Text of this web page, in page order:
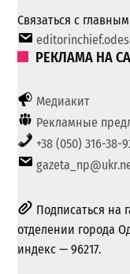
Связаться с
РЕКЛАМА НА
Медиакит
Рекламные
+38 (050) 316-38-
Подписаться на
отделении города
индекс — 96217.